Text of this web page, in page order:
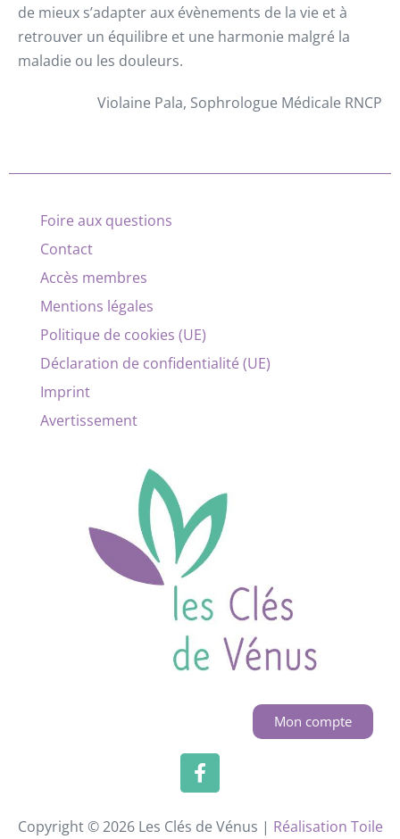
de mieux s’adapter aux évènements de la vie et à
retrouver un équilibre et une harmonie malgré la
maladie ou les douleurs.
Violaine Pala, Sophrologue Médicale RNCP
Foire aux questions
Contact
Accès membres
Mentions légales
Politique de cookies (UE)
Déclaration de confidentialité (UE)
Imprint
Avertissement
Mon compte
Copyright © 2026 Les Clés de Vénus | Réalisation Toile